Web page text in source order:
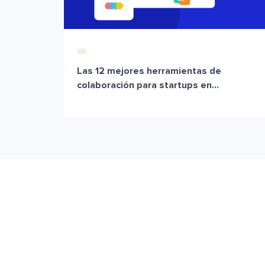
Las 12 mejores herramientas de
colaboración para startups en...